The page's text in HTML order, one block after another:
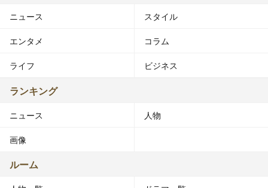
ニュース スタイル
エンタメ コラム
ライフ ビジネス
ランキング
ニュース 人物
画像
ルーム